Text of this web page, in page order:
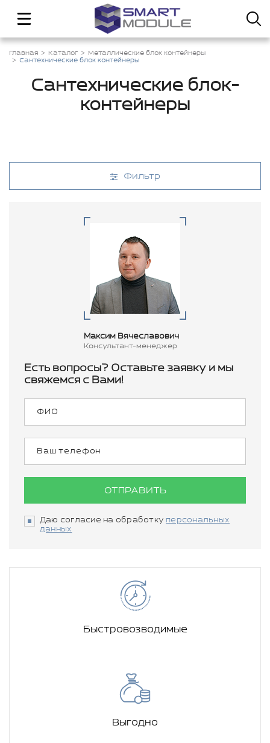
Главная Каталог
Металлические блок контейнеры
Сантехнические блок контейнеры
Сантехнические блок-
контейнеры
Фильтр
Максим Вячеславович
Консультант-менеджер
Есть вопросы? Оставьте заявку и мы
свяжемся с Вами!
ОТПРАВИТЬ
Даю согласие на обработку персональных
данных
Быстровозводимые
Выгодно